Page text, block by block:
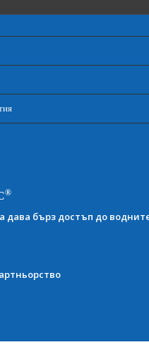
®
дава бърз достъп до